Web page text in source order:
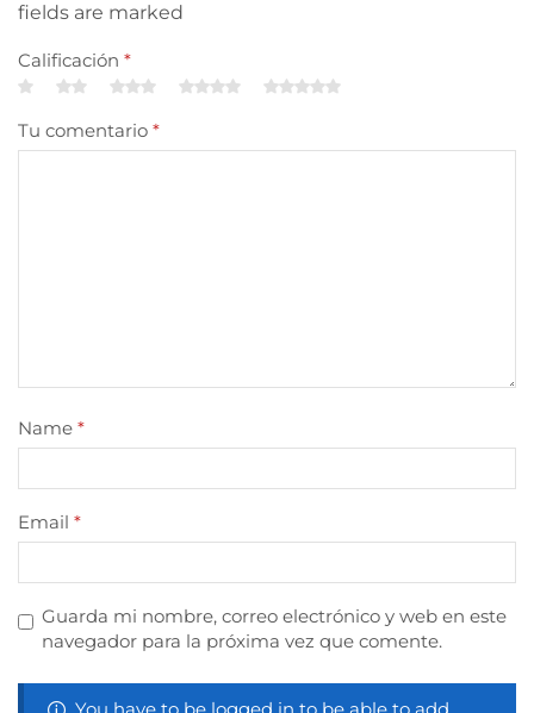
fields are marked
Calificación *
Tu comentario *
Name *
Email *
Guarda mi nombre, correo electrónico y web en este
navegador para la próxima vez que comente.